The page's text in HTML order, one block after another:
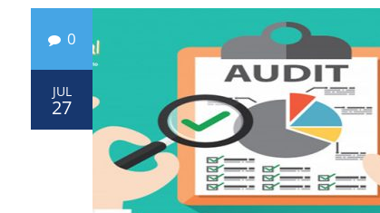
0
JUL
27